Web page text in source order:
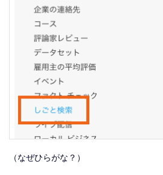
（なぜひらがな？）